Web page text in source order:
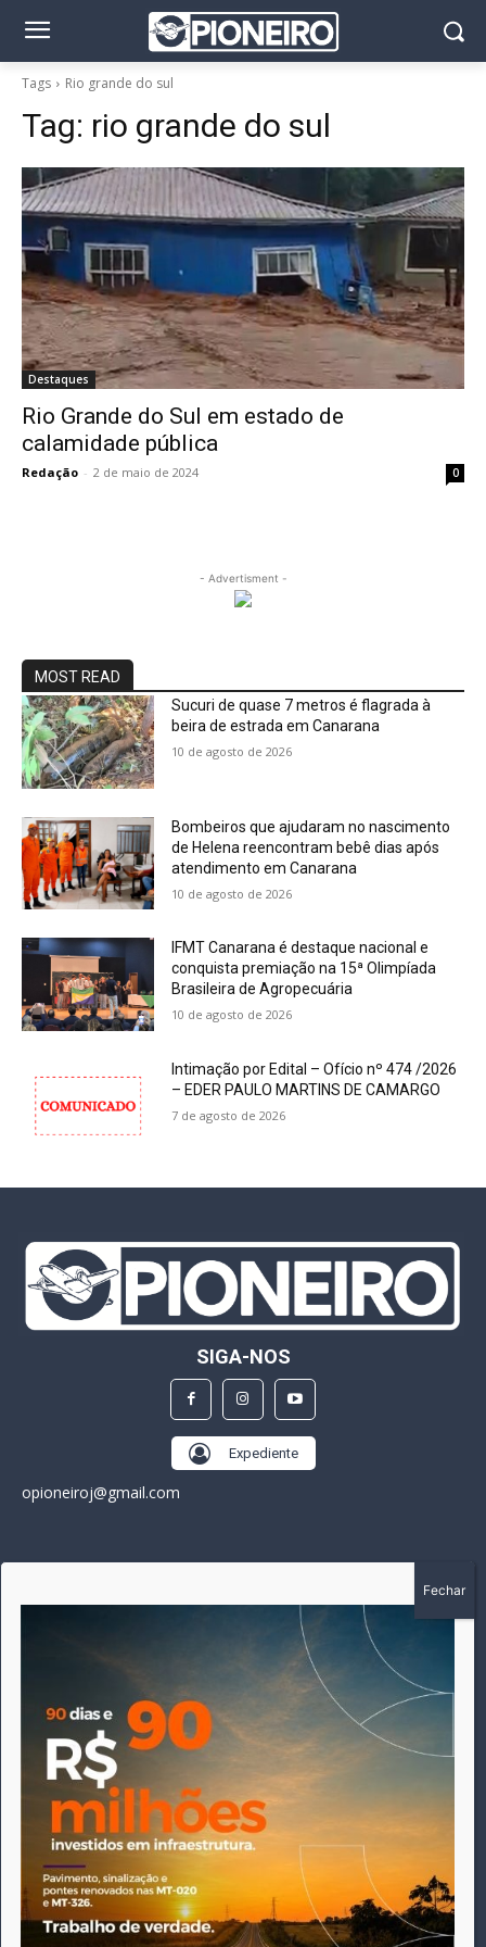
Tags Rio grande do sul
Tag: rio grande do sul
Destaques
Rio Grande do Sul em estado de
calamidade pública
Redação - 2 de maio de 2024 0
- Advertisment -
MOST READ
Sucuri de quase 7 metros é flagrada à
beira de estrada em Canarana
10 de agosto de 2026
Bombeiros que ajudaram no nascimento
de Helena reencontram bebê dias após
atendimento em Canarana
10 de agosto de 2026
IFMT Canarana é destaque nacional e
conquista premiação na 15ª Olimpíada
Brasileira de Agropecuária
10 de agosto de 2026
Intimação por Edital – Ofício nº 474 /2026
– EDER PAULO MARTINS DE CAMARGO
7 de agosto de 2026
SIGA-NOS
Expediente
opioneiroj@gmail.com
A história do Pioneiro inicia em fevereiro de 2005 em
Canarana - MT, na época, como um jornal impresso semanal,
que chegou a possuir mil assinantes. Durante 15 anos, foram
publicadas 691 edições que narraram os acontecimentos
políticos, policiais e cotidianos de Canarana e região. Fiel a sua
origem, pautado sempre pela busca incessante da
imparcialidade, faz jus a sua logo, com o característico "avião
da praça" de Canarana, sendo o símbolo do
comprometimento deste veículo de comunicação com o
relato dos fatos neste município. Em 06 de dezembro de 2019
circulou a última edição impressa do jornal, que desde então
tem veiculação exclusivamente online.